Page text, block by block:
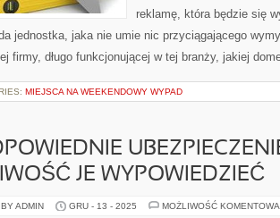
reklamę, która będzie się
jednostka, jaka nie umie nic przyciągającego
firmy, długo funkcjonującej w tej branży, jakiej
MIEJSCA NA WEEKENDOWY WYPAD
JE WYPOWIEDZIEĆ
ADMIN GRU - 13 - 2025 MOŻLIWOŚĆ